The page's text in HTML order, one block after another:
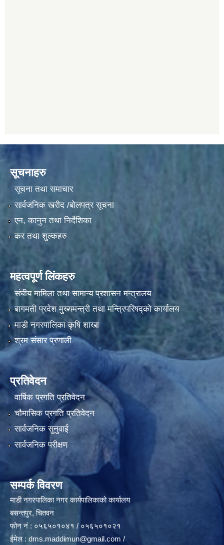
सूचनाहरु
सूचना तथा समाचार
सार्वजनिक खरीद /बोलपत्र सूचना
एन, कानुन तथा निर्देशिका
कर तथा शुल्कहरु
महत्वपूर्ण लिंकहरु
संघीय मामिला तथा सामान्य प्रशासन मन्त्रालय
बागमती प्रदेश मुख्यमन्त्री तथा मन्त्रिपरिषद्को कार्यालय
माडी नगरपालिका कृषि शाखा
श्रम संसार प्रणाली
प्रतिवेदन
वार्षिक प्रगति प्रतिवेदन
चौमासिक प्रगति प्रतिवेदन
सार्वजनिक सुनुवाई
सार्वजनिक परीक्षण
सम्पर्क विवरण
माडी नगरपालिका नगर कार्यपालिकाको कार्यालय
बसन्तपुर, चितवन
फोन नं : ०५६५०१०४१ / ०५६५०१०२१
ईमेल : dms.maddimun@gmail.com/